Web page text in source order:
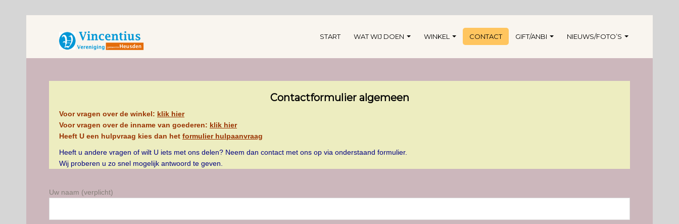
START WAT WIJ DOEN WINKEL CONTACT GIFT/ANBI NIEUWS/FOTO’S
Contactformulier algemeen
Voor vragen over de winkel: klik hier
Voor vragen over de inname van goederen: klik hier
Heeft U een hulpvraag kies dan het formulier hulpaanvraag
Heeft u andere vragen of wilt U iets met ons delen? Neem dan contact met ons op via onderstaand formulier.
Wij proberen u zo snel mogelijk antwoord te geven.
Uw naam (verplicht)